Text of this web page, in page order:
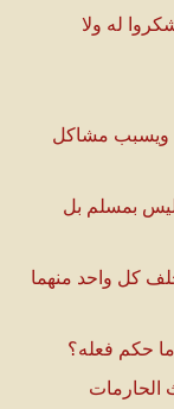
له ولا
ويسبب مشاكل
بمسلم بل
كل واحد منهما
حكم فعله؟
الحارمات